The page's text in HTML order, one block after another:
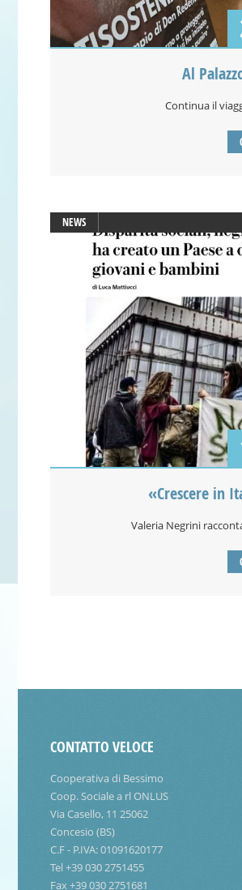
Al
Continua il
NEWS
«Crescere in
Valeria Negrini
CONTATTO VELOCE
Cooperativa di Bessimo
Coop. Sociale a rl ONLUS
Via Casello, 11 25062
Concesio (BS)
C.F - P.IVA: 01091620177
Tel +39 030 2751455
Fax +39 030 2751681